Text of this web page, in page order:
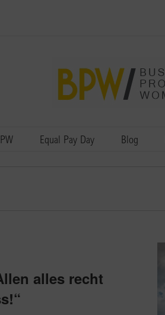
Equal Pay Day Blog
alles recht